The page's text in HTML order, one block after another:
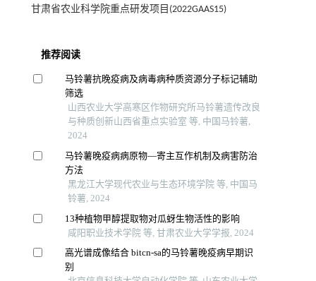
甘肃省农业科学院重点研发项目(2022GAAS15)